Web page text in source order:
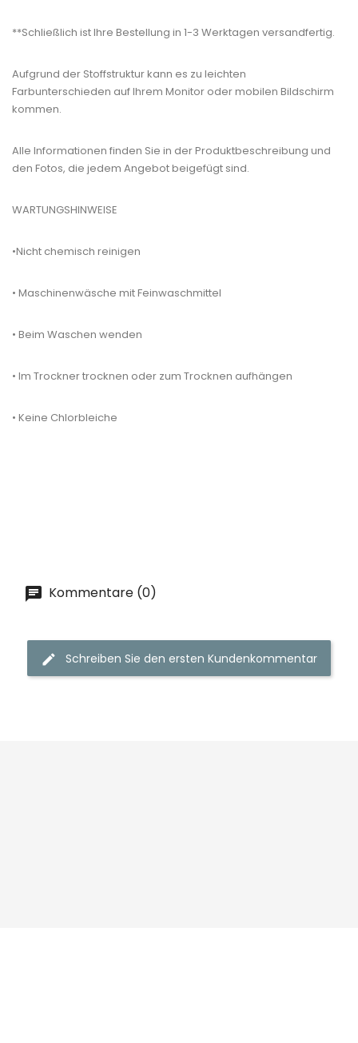
**Schließlich ist Ihre Bestellung in 1-3 Werktagen versandfertig.
Aufgrund der Stoffstruktur kann es zu leichten
Farbunterschieden auf Ihrem Monitor oder mobilen Bildschirm
kommen.
Alle Informationen finden Sie in der Produktbeschreibung und
den Fotos, die jedem Angebot beigefügt sind.
WARTUNGSHINWEISE
•Nicht chemisch reinigen
• Maschinenwäsche mit Feinwaschmittel
• Beim Waschen wenden
• Im Trockner trocknen oder zum Trocknen aufhängen
• Keine Chlorbleiche
Kommentare (0)
Schreiben Sie den ersten Kundenkommentar